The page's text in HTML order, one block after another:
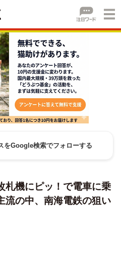
をGoogle検索でフォローする
札機にピッ！で電車に乗
の中、南海電鉄の狙い